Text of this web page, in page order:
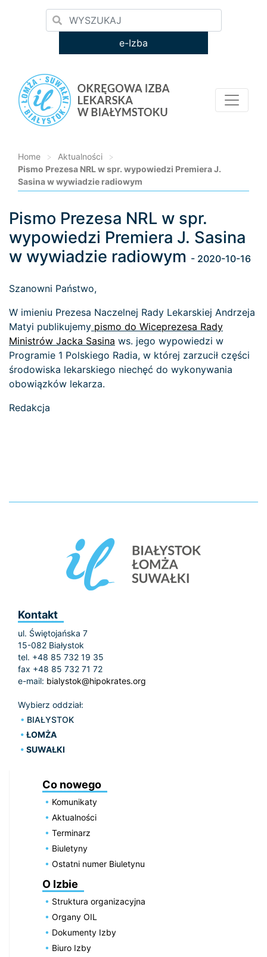
e-Izba
Home > Aktualności
>
Pismo Prezesa NRL w spr. wypowiedzi Premiera J.
Sasina w wywiadzie radiowym
Loading...
Pismo Prezesa NRL w spr.
wypowiedzi Premiera J. Sasina
w wywiadzie radiowym - 2020-10-16
Szanowni Państwo,
W imieniu Prezesa Naczelnej Rady Lekarskiej Andrzeja
Matyi publikujemy pismo do Wiceprezesa Rady
Ministrów Jacka Sasina ws. jego wypowiedzi w
Programie 1 Polskiego Radia, w której zarzucił części
środowiska lekarskiego niechęć do wykonywania
obowiązków lekarza.
Redakcja
Kontakt
ul. Świętojańska 7
15-082 Białystok
tel. +48 85 732 19 35
fax +48 85 732 71 72
e-mail: bialystok@hipokrates.org
Wybierz oddział:
BIAŁYSTOK
ŁOMŻA
SUWAŁKI
Co nowego
Komunikaty
Aktualności
Terminarz
Biuletyny
Ostatni numer Biuletynu
O Izbie
Struktura organizacyjna
Organy OIL
Dokumenty Izby
Biuro Izby